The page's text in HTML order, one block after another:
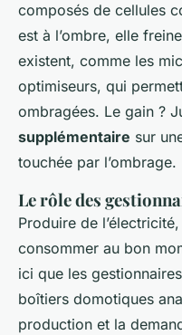
composés de cellules
est à l’ombre, elle
existent, comme les
optimiseurs, qui
ombragées. Le gain ?
supplémentaire sur
touchée par l’ombrage.
Le rôle des
Produire de
consommer au bon
ici que les
boîtiers domotiques
production et la